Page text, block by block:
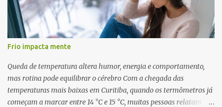
tempos de ‘Clone’ e ‘Golzinho Quadrado’ e, poder seguir juntos
agora, nessa caminhada com ‘Fraquinho de Aparência’, é
gratificante”, comentam os cantores. Além de rodar várias regiões
do Brasil com a agenda de shows, Júnior & Cézar estão lançando
"Simplesmente". O projeto nasceu em 2024, contendo 14 faixas
inéditas, com direção criativa de Fernando Trevisan (Catatau) e
direção musical de Eduardo Pepato....
Frio impacta mente
Queda de temperatura altera humor, energia e comportamento,
mas rotina pode equilibrar o cérebro Com a chegada das
temperaturas mais baixas em Curitiba, quando os termômetros já
começam a marcar entre 14 °C e 15 °C, muitas pessoas relatam